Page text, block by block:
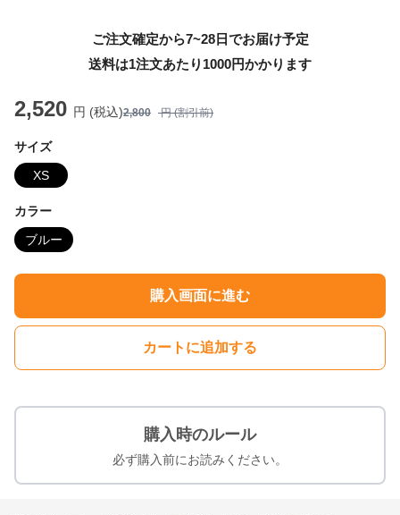
ご注文確定から7~28日でお届け予定
送料は1注文あたり 1000円かかります
2,520 円 (税込)2,800 円 (割引前)
サイズ
XS
カラー
ブルー
購入画面に進む
カートに追加する
購入時のルール
必ず購入前にお読みください。